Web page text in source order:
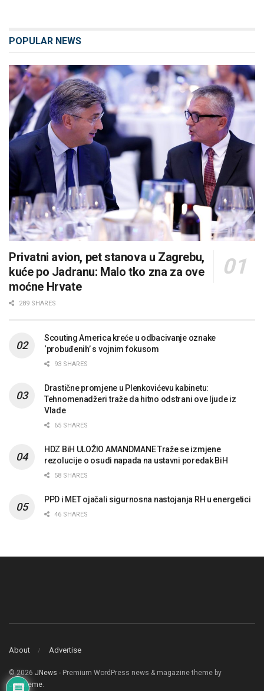
POPULAR NEWS
Privatni avion, pet stanova u Zagrebu,
kuće po Jadranu: Malo tko zna za ove
moćne Hrvate
289 SHARES
Scouting America kreće u odbacivanje oznake
‘probuđenih’ s vojnim fokusom
93 SHARES
Drastične promjene u Plenkovićevu kabinetu:
Tehnomenadžeri traže da hitno odstrani ove ljude iz
Vlade
65 SHARES
HDZ BiH ULOŽIO AMANDMANE Traže se izmjene
rezolucije o osudi napada na ustavni poredak BiH
58 SHARES
PPD i MET ojačali sigurnosna nastojanja RH u energetici
46 SHARES
About Advertise
© 2026 JNews - Premium WordPress news & magazine theme by
Jegtheme.